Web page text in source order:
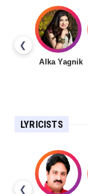
❮
Alka Yagnik
LYRICISTS
❮